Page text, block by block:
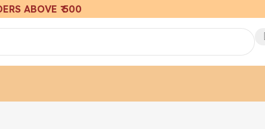
ABOVE ₹ 500